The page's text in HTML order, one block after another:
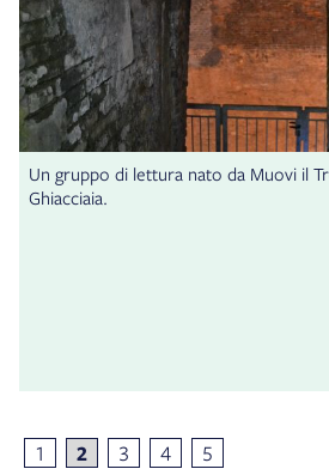
Un gruppo di lettura nato da Muovi il
Ghiacciaia.
1 2 3 4 5